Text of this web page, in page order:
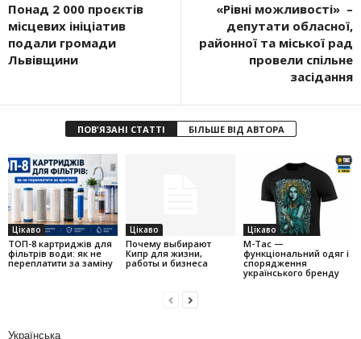
Понад 2 000 проєктів
місцевих ініціатив
подали громади
Львівщини
«Рівні можливості» –
депутати обласної,
районної та міської рад
провели спільне
засідання
ПОВ'ЯЗАНІ СТАТТІ БІЛЬШЕ ВІД АВТОРА
Цікаво
ТОП-8 картриджів для
фільтрів води: як не
переплатити за заміну
Цікаво
Почему выбирают
Кипр для жизни,
работы и бизнеса
Цікаво
M-Tac —
функціональний одяг і
спорядження
українського бренду
Українська